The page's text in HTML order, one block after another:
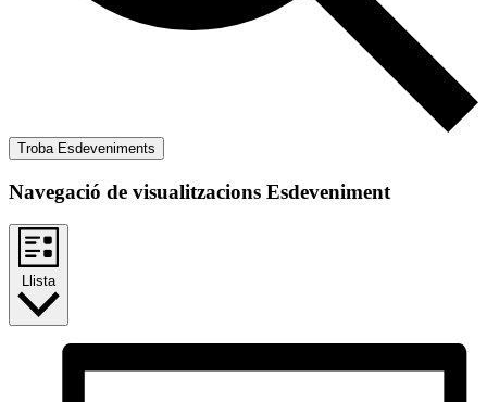
Troba Esdeveniments
Navegació de visualitzacions Esdeveniment
Llista